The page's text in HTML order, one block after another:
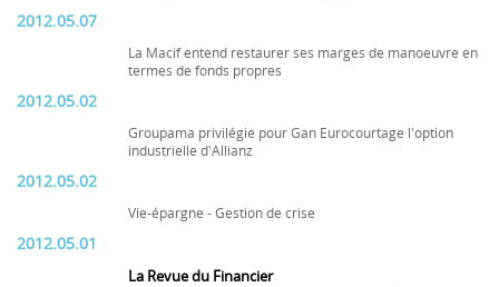
2012.05.07
La Macif entend restaurer ses marges de manoeuvre en
termes de fonds propres
2012.05.02
Groupama privilégie pour Gan Eurocourtage l'option
industrielle d'Allianz
2012.05.02
Vie-épargne - Gestion de crise
2012.05.01
La Revue du Financier